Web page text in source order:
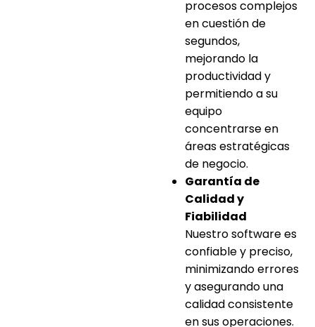
procesos complejos
en cuestión de
segundos,
mejorando la
productividad y
permitiendo a su
equipo
concentrarse en
áreas estratégicas
de negocio.
Garantía de
Calidad y
Fiabilidad
Nuestro software es
confiable y preciso,
minimizando errores
y asegurando una
calidad consistente
en sus operaciones.